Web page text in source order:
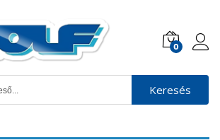
0
Keresés